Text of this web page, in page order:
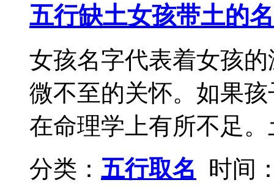
五行缺土女孩带土的
女孩名字代表着女孩
微不至的关怀。如果
在命理学上有所不足
分类： 五行取名 时间